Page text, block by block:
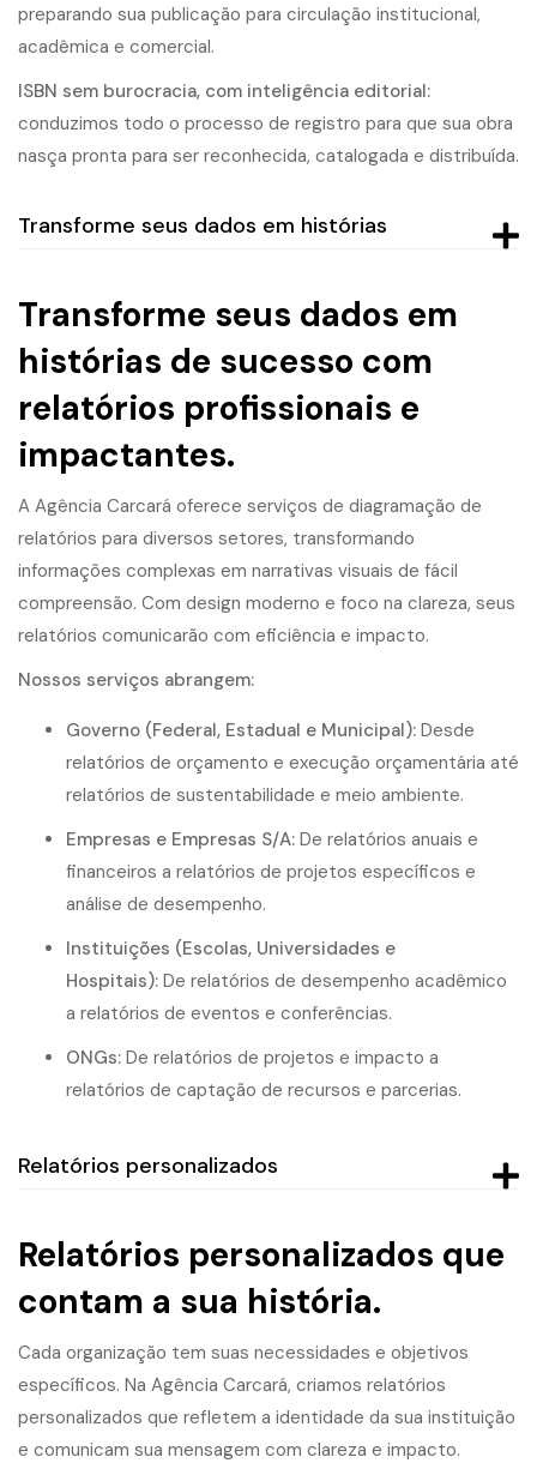
preparando sua publicação para circulação institucional,
acadêmica e comercial.
ISBN sem burocracia, com inteligência editorial:
conduzimos todo o processo de registro para que sua obra
nasça pronta para ser reconhecida, catalogada e distribuída.
Transforme seus dados em histórias
Transforme seus dados em
histórias de sucesso com
relatórios profissionais e
impactantes.
A Agência Carcará oferece serviços de diagramação de
relatórios para diversos setores, transformando
informações complexas em narrativas visuais de fácil
compreensão. Com design moderno e foco na clareza, seus
relatórios comunicarão com eficiência e impacto.
Nossos serviços abrangem:
Governo (Federal, Estadual e Municipal): Desde
relatórios de orçamento e execução orçamentária até
relatórios de sustentabilidade e meio ambiente.
Empresas e Empresas S/A: De relatórios anuais e
financeiros a relatórios de projetos específicos e
análise de desempenho.
Instituições (Escolas, Universidades e
Hospitais): De relatórios de desempenho acadêmico
a relatórios de eventos e conferências.
ONGs: De relatórios de projetos e impacto a
relatórios de captação de recursos e parcerias.
Relatórios personalizados
Relatórios personalizados que
contam a sua história.
Cada organização tem suas necessidades e objetivos
específicos. Na Agência Carcará, criamos relatórios
personalizados que refletem a identidade da sua instituição
e comunicam sua mensagem com clareza e impacto.